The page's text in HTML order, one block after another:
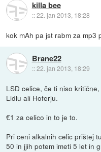
killa bee
::22. jan 2013, 18:28
kok mAh pa jst rabm za mp3
Brane22
::22. jan 2013, 18:29
LSD celice, če ti niso
Lidlu ali Hoferju.
€1 za celico in to je to.
Pri ceni alkalnih celic prištej
50 in jjih potem imeti 5 let in